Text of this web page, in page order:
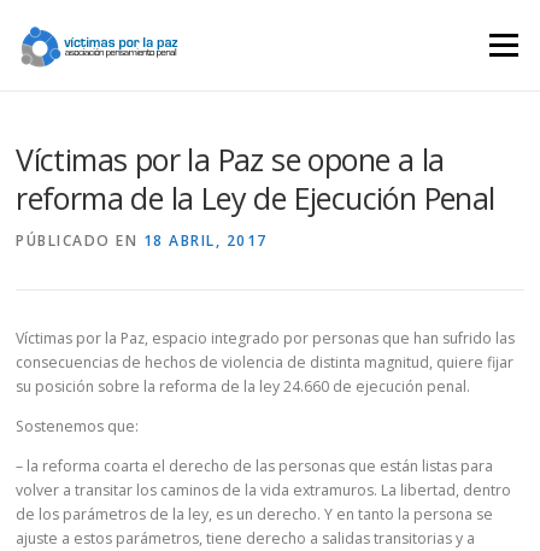
contenido
Menú
Víctimas por la Paz se opone a la
reforma de la Ley de Ejecución Penal
PÚBLICADO EN 18 ABRIL, 2017
Víctimas por la Paz, espacio integrado por personas que han sufrido las
consecuencias de hechos de violencia de distinta magnitud, quiere fijar
su posición sobre la reforma de la ley 24.660 de ejecución penal.
Sostenemos que:
– la reforma coarta el derecho de las personas que están listas para
volver a transitar los caminos de la vida extramuros. La libertad, dentro
de los parámetros de la ley, es un derecho. Y en tanto la persona se
ajuste a estos parámetros, tiene derecho a salidas transitorias y a